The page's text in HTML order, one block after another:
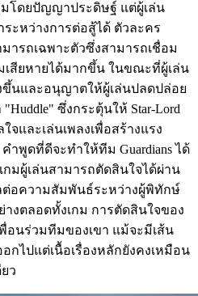
โดยปัญญาประดิษฐ์ แต่ผู้เล่น
ะหว่างการต่อสู้ได้ ตัวละคร
รถเฉพาะตัวซึ่งสามารถเชื่อม
เสียหายได้มากขึ้น ในขณะที่ผู้เล่น
ขึ้นและอนุญาตให้ผู้เล่นปลดปล่อย
ซึ่งกระตุ้นให้ Star-Lord
จและเล่นเพลงเพื่อสร้างแรง
พูดที่ดีจะทำให้ทีม Guardians ได้
กมผู้เล่นสามารถตัดสินใจได้ผ่าน
อความสัมพันธ์ระหว่างผู้พิทักษ์
งตลอดทั้งเกม การตัดสินใจของ
อนร่วมทีมของเขา แม้จะมีเส้น
ไปแต่เนื้อเรื่องหลักยังคงเหมือน
ว